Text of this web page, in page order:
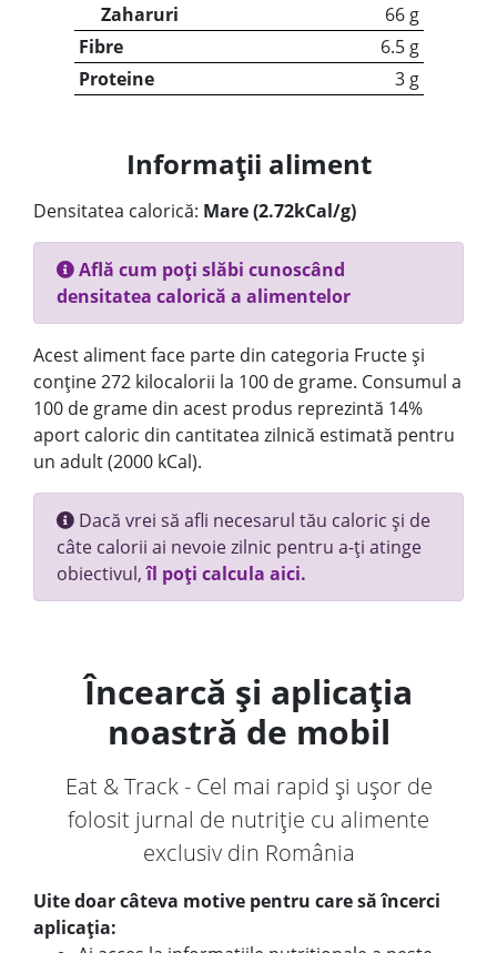
Zaharuri
66 g
Fibre
6.5 g
Proteine
3 g
Informații aliment
Densitatea calorică: Mare (2.72kCal/g)
Află cum poți slăbi cunoscând
densitatea calorică a alimentelor
Acest aliment face parte din categoria Fructe și
conține 272 kilocalorii la 100 de grame. Consumul a
100 de grame din acest produs reprezintă 14%
aport caloric din cantitatea zilnică estimată pentru
un adult (2000 kCal).
Dacă vrei să afli necesarul tău caloric și de
câte calorii ai nevoie zilnic pentru a-ți atinge
obiectivul,îl poți calcula aici.
Încearcă și aplicația
noastră de mobil
Eat & Track - Cel mai rapid și ușor de
folosit jurnal de nutriție cu alimente
exclusiv din România
Uite doar câteva motive pentru care să încerci
aplicația: